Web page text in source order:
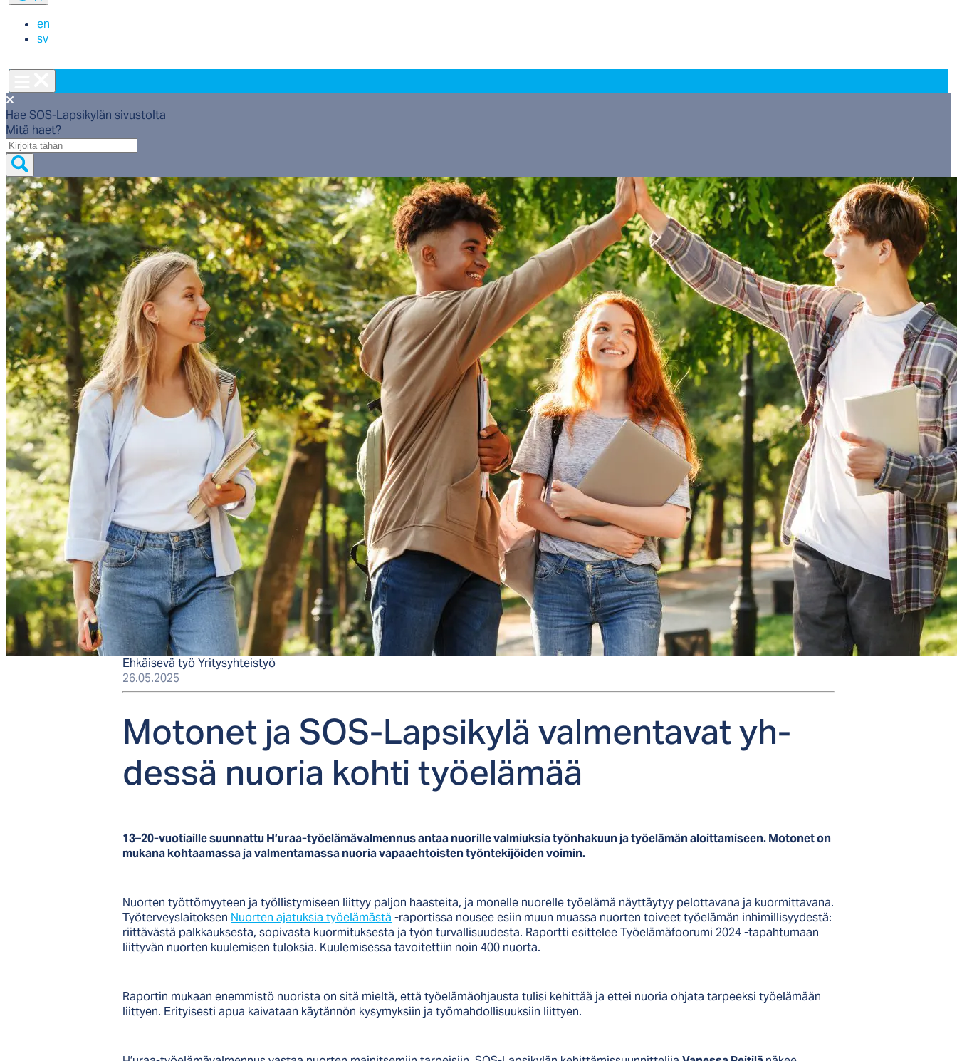
en
sv
Hae SOS-Lapsikylän sivustolta
Mitä haet?
Mitä
haet?
Ehkäisevä työYritysyhteistyö
26.05.2025
Mo­to­net ja SOS-Lap­si­ky­lä val­men­ta­vat yh­
des­sä nuo­ria koh­ti työe­lä­mää
13–20-vuotiaille suunnattu H’uraa-työelämävalmennus antaa nuorille valmiuksia työnhakuun ja työelämän aloittamiseen. Motonet on
mukana kohtaamassa ja valmentamassa nuoria vapaaehtoisten työntekijöiden voimin.
Nuorten työttömyyteen ja työllistymiseen liittyy paljon haasteita, ja monelle nuorelle työelämä näyttäytyy pelottavana ja kuormittavana.
Työterveyslaitoksen Nuorten ajatuksia työelämästä -raportissa nousee esiin muun muassa nuorten toiveet työelämän inhimillisyydestä:
riittävästä palkkauksesta, sopivasta kuormituksesta ja työn turvallisuudesta. Raportti esittelee Työelämäfoorumi 2024 -tapahtumaan
liittyvän nuorten kuulemisen tuloksia. Kuulemisessa tavoitettiin noin 400 nuorta.
Raportin mukaan enemmistö nuorista on sitä mieltä, että työelämäohjausta tulisi kehittää ja ettei nuoria ohjata tarpeeksi työelämään
liittyen. Erityisesti apua kaivataan käytännön kysymyksiin ja työmahdollisuuksiin liittyen.